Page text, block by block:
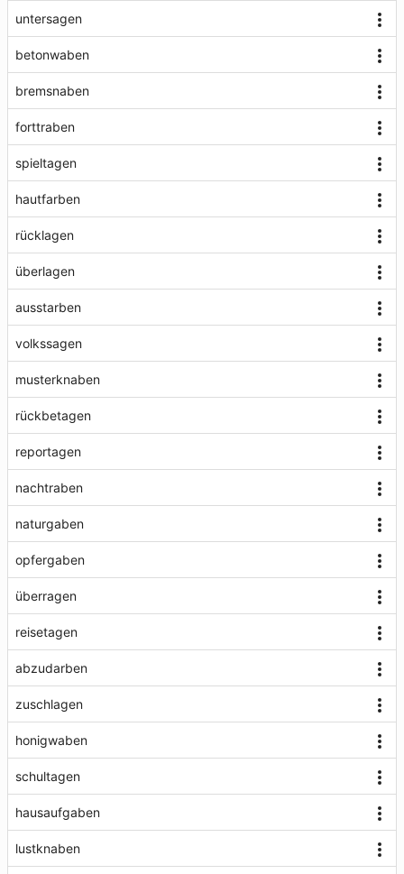
untersagen
betonwaben
bremsnaben
forttraben
spieltagen
hautfarben
rücklagen
überlagen
ausstarben
volkssagen
musterknaben
rückbetagen
reportagen
nachtraben
naturgaben
opfergaben
überragen
reisetagen
abzudarben
zuschlagen
honigwaben
schultagen
hausaufgaben
lustknaben